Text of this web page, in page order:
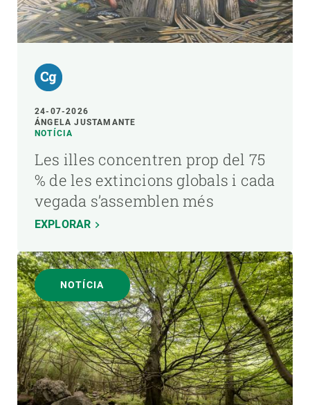
24-07-2026
ÁNGELA JUSTAMANTE
NOTÍCIA
Les illes concentren prop del 75
% de les extincions globals i cada
vegada s’assemblen més
EXPLORAR
NOTÍCIA